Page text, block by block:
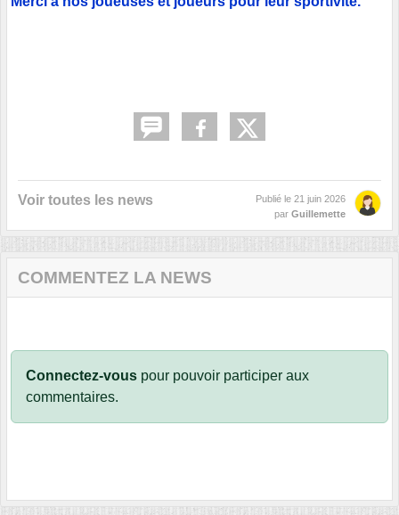
Voir toutes les news Publié le 21 juin 2026
par Guillemette
COMMENTEZ LA NEWS
Connectez-vous pour pouvoir participer aux
commentaires.